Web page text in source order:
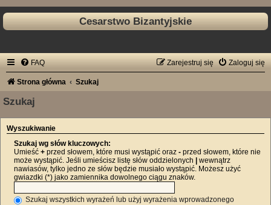
Cesarstwo Bizantyjskie
FAQ Zaloguj się
Zarejestruj się
Strona główna Szukaj
Szukaj
Wyszukiwanie
Szukaj wg słów kluczowych:
Umieść + przed słowem, które musi wystąpić oraz - przed słowem, które nie
może wystąpić. Jeśli umieścisz listę słów oddzielonych
wewnątrz
nawiasów, tylko jedno ze słów będzie musiało wystąpić. Możesz użyć
gwiazdki (*) jako zamiennika dowolnego ciągu znaków.
Szukaj wszystkich wyrażeń lub użyj wyrażenia wprowadzonego